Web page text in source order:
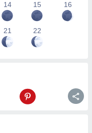
14 15 16
21 22